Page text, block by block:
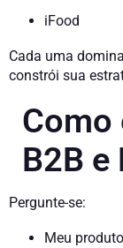
iFood
Cada uma
constrói sua
Como
B2B e
Pergunte-se:
Meu